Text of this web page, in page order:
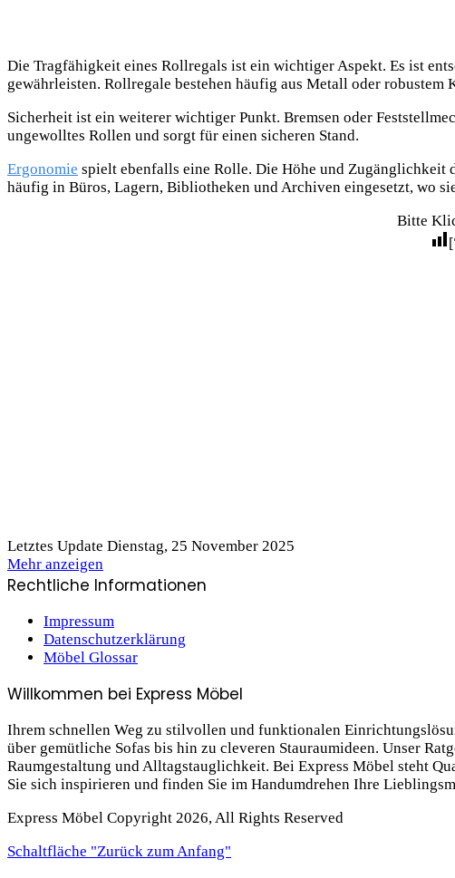
Die Tragfähigkeit eines Rollregals ist ein wichtiger Aspekt. Es ist
gewährleisten. Rollregale bestehen häufig aus Metall oder
Sicherheit ist ein weiterer wichtiger Punkt. Bremsen oder
ungewolltes Rollen und sorgt für einen sicheren Stand.
Ergonomie spielt ebenfalls eine Rolle. Die Höhe und
häufig in Büros, Lagern, Bibliotheken und Archiven eingesetzt, wo
Bitte
Letztes Update Dienstag, 25 November 2025
Mehr anzeigen
Rechtliche Informationen
Impressum
Datenschutzerklärung
Möbel Glossar
Willkommen bei Express Möbel
Ihrem schnellen Weg zu stilvollen und funktionalen
über gemütliche Sofas bis hin zu cleveren Stauraum­ideen. Unser
Raumgestaltung und Alltagstauglichkeit. Bei Express Möbel steht
Sie sich inspirieren und finden Sie im Handumdrehen Ihre
Express Möbel Copyright 2026, All Rights Reserved
Schaltfläche "Zurück zum Anfang"